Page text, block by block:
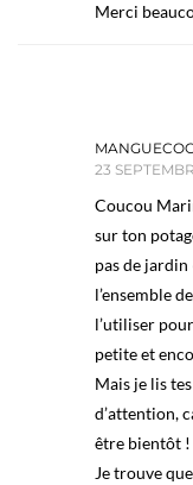
Merci
23
Coucou
sur ton
pas de jardin
l’ensemble
l’utiliser
petite et
Mais je lis
d’attention,
être bientôt !
Je trouve